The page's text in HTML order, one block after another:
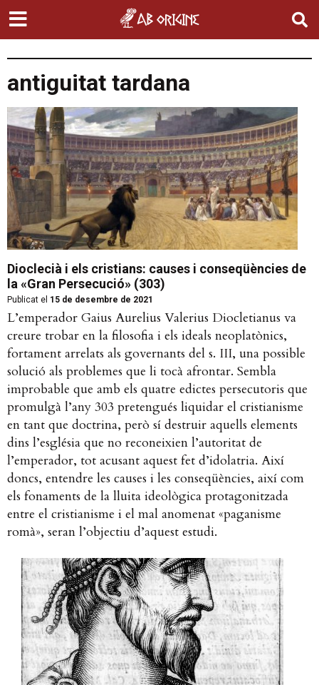
antiguitat tardana
Dioclecià i els cristians: causes i conseqüències de
la «Gran Persecució» (303)
Publicat el 15 de desembre de 2021
L’emperador Gaius Aurelius Valerius Diocletianus va
creure trobar en la filosofia i els ideals neoplatònics,
fortament arrelats als governants del s. III, una possible
solució als problemes que li tocà afrontar. Sembla
improbable que amb els quatre edictes persecutoris que
promulgà l’any 303 pretengués liquidar el cristianisme
en tant que doctrina, però sí destruir aquells elements
dins l’església que no reconeixien l’autoritat de
l’emperador, tot acusant aquest fet d’idolatria. Així
doncs, entendre les causes i les conseqüències, així com
els fonaments de la lluita ideològica protagonitzada
entre el cristianisme i el mal anomenat «paganisme
romà», seran l’objectiu d’aquest estudi.